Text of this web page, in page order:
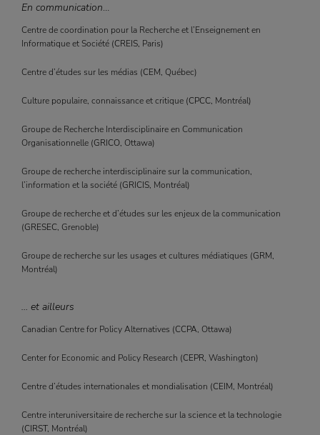
En communication…
Centre de coordination pour la Recherche et l’Enseignement en
Informatique et Société (CREIS, Paris)
Centre d’études sur les médias (CEM, Québec)
Culture populaire, connaissance et critique (CPCC, Montréal)
Groupe de Recherche Interdisciplinaire en Communication
Organisationnelle (GRICO, Ottawa)
Groupe de recherche interdisciplinaire sur la communication,
l’information et la société (GRICIS, Montréal)
Groupe de recherche et d’études sur les enjeux de la communication
(GRESEC, Grenoble)
Groupe de recherche sur les usages et cultures médiatiques (GRM,
Montréal)
… et ailleurs
Canadian Centre for Policy Alternatives (CCPA, Ottawa)
Center for Economic and Policy Research (CEPR, Washington)
Centre d’études internationales et mondialisation (CEIM, Montréal)
Centre interuniversitaire de recherche sur la science et la technologie
(CIRST, Montréal)